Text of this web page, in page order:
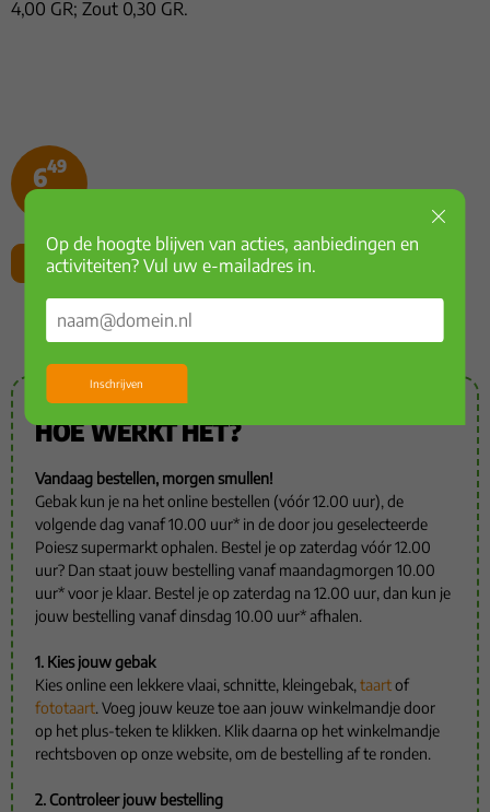
4,00 GR; Zout 0,30 GR.
649
Voeg toe
HOE WERKT HET?
Vandaag bestellen, morgen smullen!
Gebak kun je na het online bestellen (vóór 12.00 uur), de
volgende dag vanaf 10.00 uur* in de door jou geselecteerde
Poiesz supermarkt ophalen. Bestel je op zaterdag vóór 12.00
uur? Dan staat jouw bestelling vanaf maandagmorgen 10.00
uur* voor je klaar. Bestel je op zaterdag na 12.00 uur, dan kun je
jouw bestelling vanaf dinsdag 10.00 uur* afhalen.
1. Kies jouw gebak
Kies online een lekkere vlaai, schnitte, kleingebak, taartof
fototaart. Voeg jouw keuze toe aan jouw winkelmandje door
op het plus-teken te klikken. Klik daarna op het winkelmandje
rechtsboven op onze website, om de bestelling af te ronden.
2. Controleer jouw bestelling
Op de hoogte blijven van acties, aanbiedingen en
activiteiten? Vul uw e-mailadres in.
Inschrijven